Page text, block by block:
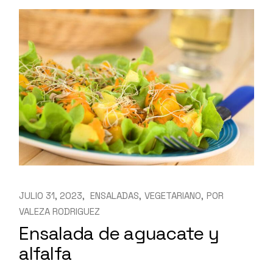
JULIO 31, 2023 ENSALADAS VEGETARIANO POR
VALEZA RODRIGUEZ
Ensalada de aguacate y
alfalfa